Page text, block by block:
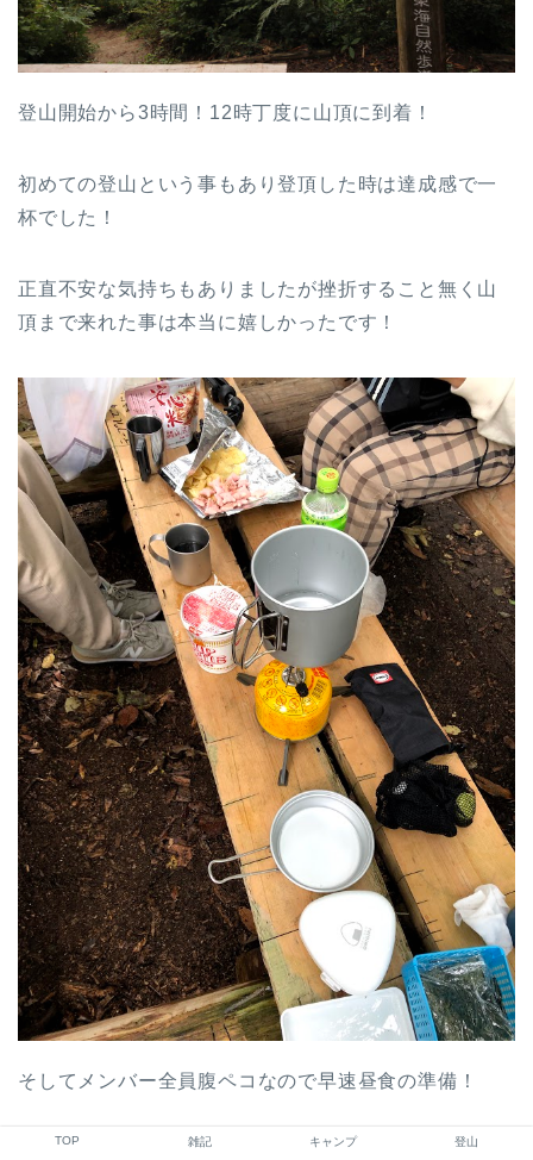
登山開始から3時間！12時丁度に山頂に到着！
初めての登山という事もあり登頂した時は達成感で一
杯でした！
正直不安な気持ちもありましたが挫折すること無く山
頂まで来れた事は本当に嬉しかったです！
そしてメンバー全員腹ペコなので早速昼食の準備！
TOP 雑記 キャンプ 登山